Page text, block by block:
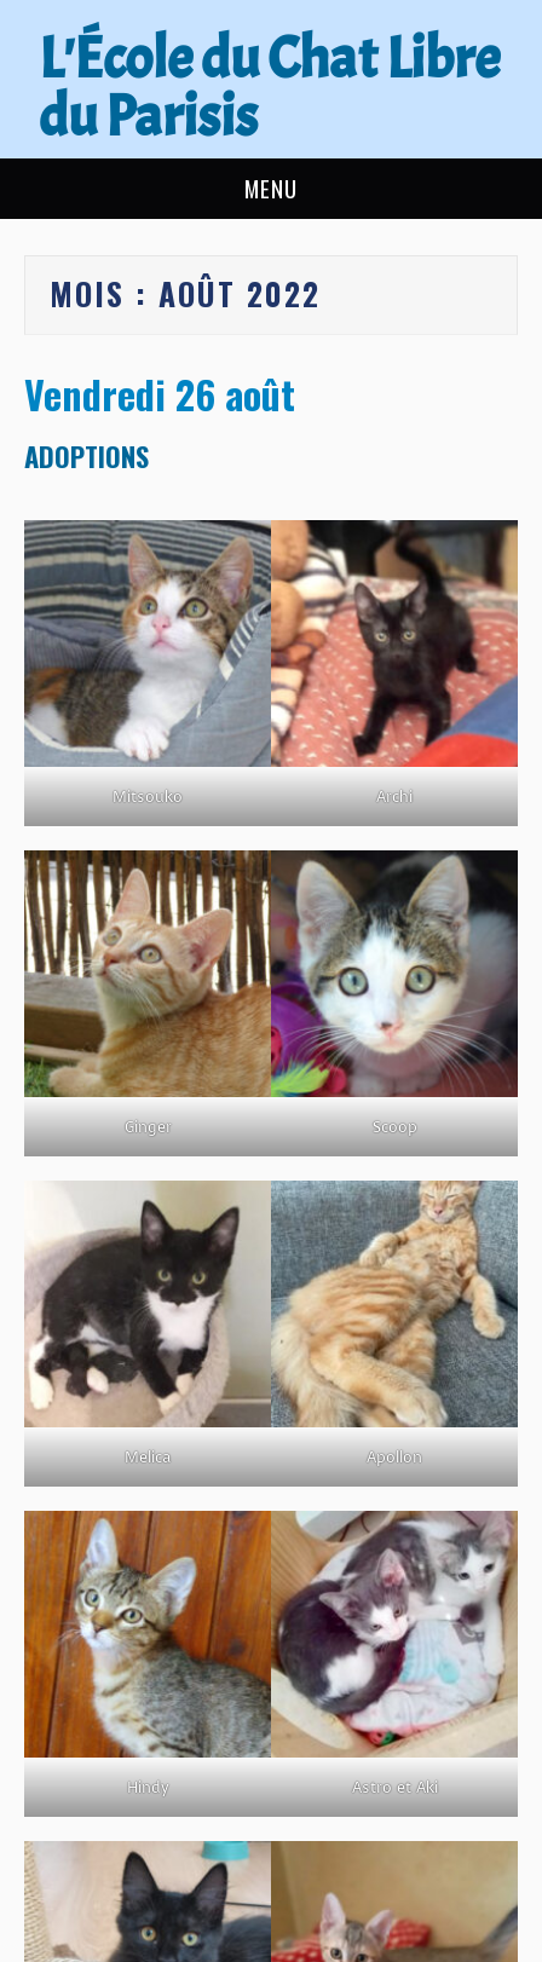
L'École du Chat Libre
du Parisis
MENU
ACTUALITÉS
ADOPTER
BOUTIQUE
FORUM
MOIS : AOÛT 2022
Vendredi 26 août
ADOPTIONS
Mitsouko Archi
Ginger Scoop
Melica Apollon
Hindy Astro et Aki